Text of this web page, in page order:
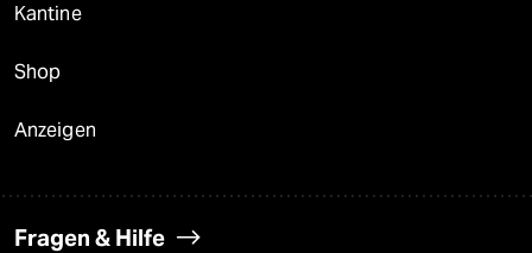
Kantine
Shop
Anzeigen
Fragen & Hilfe